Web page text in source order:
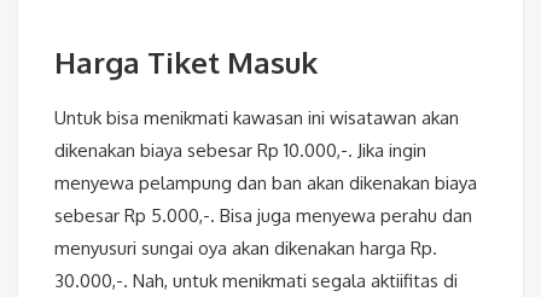
Harga Tiket Masuk
Untuk bisa menikmati kawasan ini wisatawan akan
dikenakan biaya sebesar Rp 10.000,-. Jika ingin
menyewa pelampung dan ban akan dikenakan biaya
sebesar Rp 5.000,-. Bisa juga menyewa perahu dan
menyusuri sungai oya akan dikenakan harga Rp.
30.000,-. Nah, untuk menikmati segala aktiifitas di